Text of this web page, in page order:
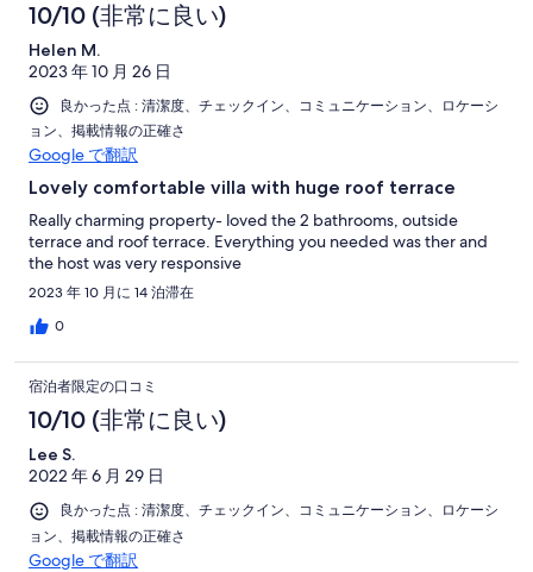
10/10 (非常に良い)
Helen M.
2023 年 10 月 26 日
良かった点 : 清潔度、チェックイン、コミュニケーション、ロケーシ
ョン、掲載情報の正確さ
Google で翻訳
Lovely comfortable villa with huge roof terrace
Really charming property- loved the 2 bathrooms, outside
terrace and roof terrace. Everything you needed was ther and
the host was very responsive
2023 年 10 月に 14 泊滞在
0
宿泊者限定の口コミ
10/10 (非常に良い)
Lee S.
2022 年 6 月 29 日
良かった点 : 清潔度、チェックイン、コミュニケーション、ロケーシ
ョン、掲載情報の正確さ
Google で翻訳